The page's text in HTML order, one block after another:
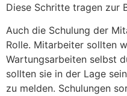
Diese Schritte tragen zur
Auch die Schulung der
Rolle. Mitarbeiter sollten
Wartungsarbeiten selbst
sollten sie in der Lage
zu melden. Schulungen